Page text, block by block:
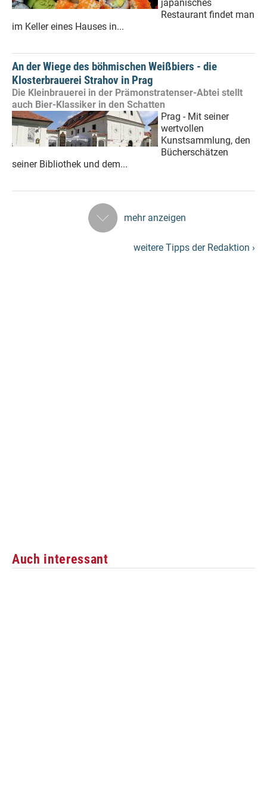
japanisches
Restaurant findet man
im Keller eines Hauses in...
An der Wiege des böhmischen Weißbiers - die
Klosterbrauerei Strahov in Prag
Die Kleinbrauerei in der Prämonstratenser-Abtei stellt
auch Bier-Klassiker in den Schatten
Prag - Mit seiner
wertvollen
Kunstsammlung, den
Bücherschätzen
seiner Bibliothek und dem...
mehr anzeigen
weitere Tipps der Redaktion ›
Auch interessant